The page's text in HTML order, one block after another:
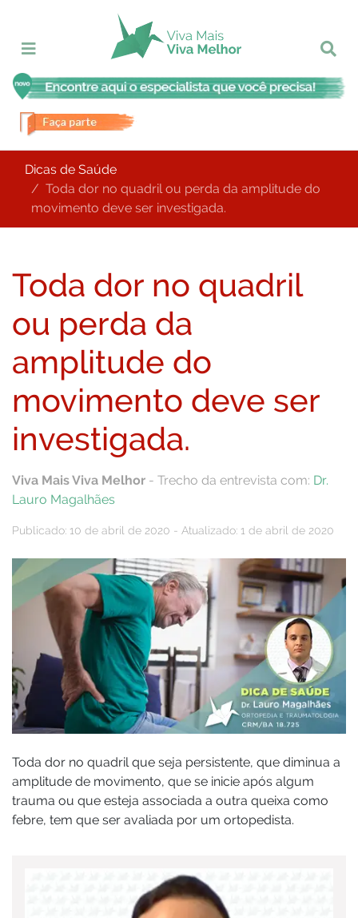
Dicas de Saúde
Toda dor no quadril ou perda da amplitude do
movimento deve ser investigada.
Toda dor no quadril
ou perda da
amplitude do
movimento deve ser
investigada.
Viva Mais Viva Melhor - Trecho da entrevista com: Dr.
Lauro Magalhães
Publicado: 10 de abril de 2020 - Atualizado: 1 de abril de 2020
Toda dor no quadril que seja persistente, que diminua a
amplitude de movimento, que se inicie após algum
trauma ou que esteja associada a outra queixa como
febre, tem que ser avaliada por um ortopedista.